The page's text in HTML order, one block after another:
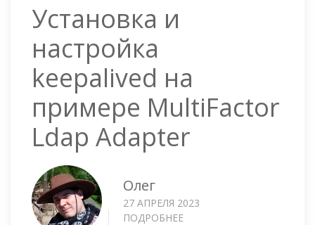
Установка и
настройка
keepalived на
примере MultiFactor
Ldap Adapter
Олег
27 АПРЕЛЯ 2023
ПОДРОБНЕЕ